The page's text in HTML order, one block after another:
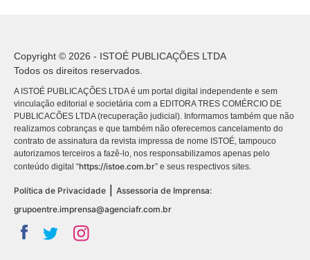
Copyright © 2026 - ISTOÉ PUBLICAÇÕES LTDA
Todos os direitos reservados.
A ISTOÉ PUBLICAÇÕES LTDA é um portal digital independente e sem
vinculação editorial e societária com a EDITORA TRES COMÉRCIO DE
PUBLICACÕES LTDA (recuperação judicial). Informamos também que não
realizamos cobranças e que também não oferecemos cancelamento do
contrato de assinatura da revista impressa de nome ISTOÉ, tampouco
autorizamos terceiros a fazê-lo, nos responsabilizamos apenas pelo
conteúdo digital “https://istoe.com.br” e seus respectivos sites.
Política de Privacidade | Assessoria de Imprensa:
grupoentre.imprensa@agenciafr.com.br